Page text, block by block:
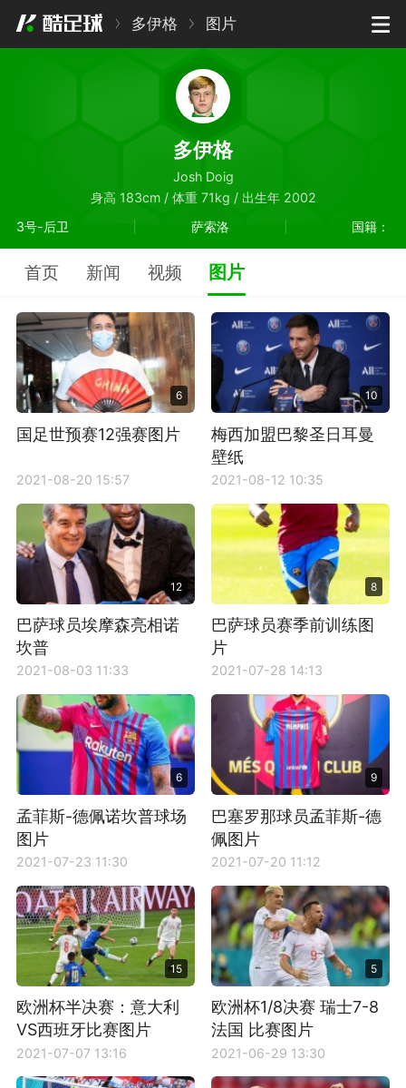
多伊格 图片
多伊格
Josh Doig
身高 183cm / 体重 71kg / 出生年 2002
3号-后卫
萨索洛 国籍：
首页 新闻 视频 图片
6
国足世预赛12强赛图片
2021-08-20 15:57
10
梅西加盟巴黎圣日耳曼
壁纸
2021-08-12 10:35
12
巴萨球员埃摩森亮相诺
坎普
2021-08-03 11:33
8
巴萨球员赛季前训练图
片
2021-07-28 14:13
6
孟菲斯-德佩诺坎普球场
图片
2021-07-23 11:30
9
巴塞罗那球员孟菲斯-德
佩图片
2021-07-20 11:12
15
欧洲杯半决赛：意大利
VS西班牙比赛图片
2021-07-07 13:16
5
欧洲杯1/8决赛 瑞士7-8
法国 比赛图片
2021-06-29 13:30